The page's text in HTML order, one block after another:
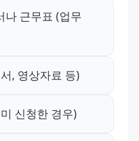
나 근무표 (업무
, 영상자료 등)
신청한 경우)